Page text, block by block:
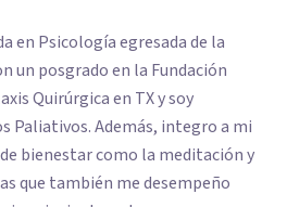
en Psicología egresada de la
un posgrado en la Fundación
Quirúrgica en TX y soy
Paliativos. Además, integro a mi
bienestar como la meditación y
que también me desempeño